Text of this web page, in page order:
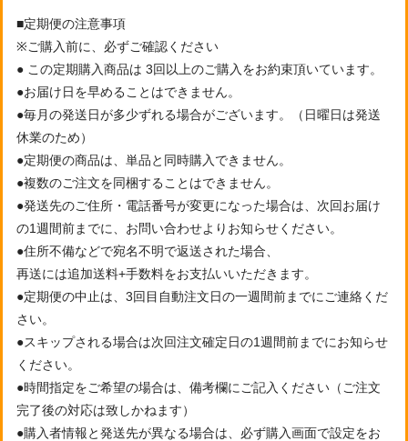
■定期便の注意事項
※ご購入前に、必ずご確認ください
● この定期購入商品は 3回以上のご購入をお約束頂いています。
●お届け日を早めることはできません。
●毎月の発送日が多少ずれる場合がございます。（日曜日は発送
休業のため）
●定期便の商品は、単品と同時購入できません。
●複数のご注文を同梱することはできません。
●発送先のご住所・電話番号が変更になった場合は、次回お届け
の1週間前までに、お問い合わせよりお知らせください。
●住所不備などで宛名不明で返送された場合、
再送には追加送料+手数料をお支払いいただきます。
●定期便の中止は、3回目自動注文日の一週間前までにご連絡くだ
さい。
●スキップされる場合は次回注文確定日の1週間前までにお知らせ
ください。
●時間指定をご希望の場合は、備考欄にご記入ください（ご注文
完了後の対応は致しかねます）
●購入者情報と発送先が異なる場合は、必ず購入画面で設定をお